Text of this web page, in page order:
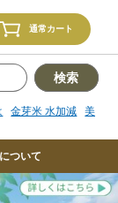
通常カート
検索
金芽米 水加減 美味
ついて